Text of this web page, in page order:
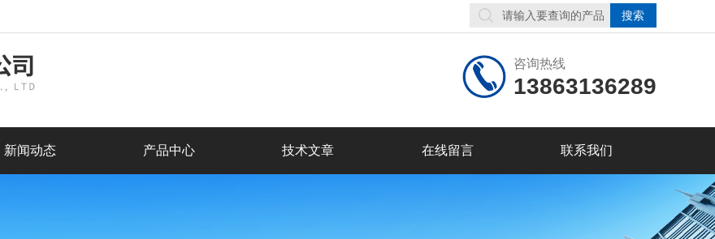
咨询热线
13863136289
新闻动态 产品中心 技术文章 在线留言 联系我们